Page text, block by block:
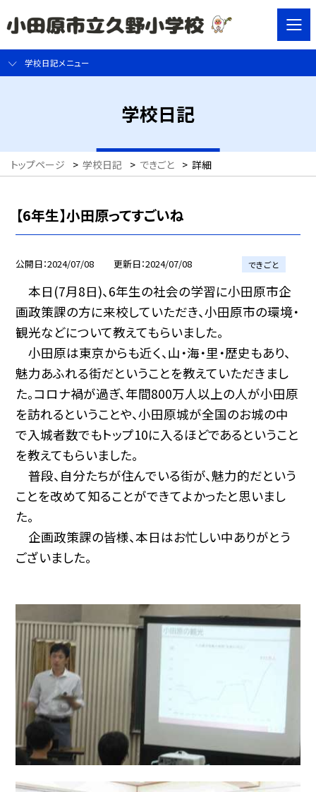
学校日記メニュー
学校日記
トップページ > 学校日記 > できごと > 詳細
【6年生】小田原ってすごいね
公開日 2024/07/08 更新日 2024/07/08 できごと
本日(7月8日)、6年生の社会の学習に小田原市企
画政策課の方に来校していただき、小田原市の環境・
観光などについて教えてもらいました。
小田原は東京からも近く、山・海・里・歴史もあり、
魅力あふれる街だということを教えていただきまし
た。コロナ禍が過ぎ、年間800万人以上の人が小田原
を訪れるということや、小田原城が全国のお城の中
で入城者数でもトップ10に入るほどであるということ
を教えてもらいました。
普段、自分たちが住んでいる街が、魅力的だという
ことを改めて知ることができてよかったと思いまし
た。
企画政策課の皆様、本日はお忙しい中ありがとう
ございました。